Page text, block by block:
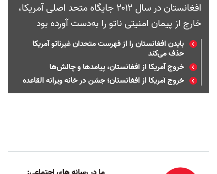
افغانستان در سال ۲۰۱۲ جایگاه متحد اصلی آمریکا،
خارج از پیمان امنیتی ناتو را به‌دست آورده بود
بایدن افغانستان را از فهرست متحدان غیرناتو آمریکا
حذف می‌کند
خروج آمریکا از افغانستان، پیامد‌ها و چالش‌ها
خروج آمریکا از افغانستان؛ جشن در خانه ویرانه القاعده